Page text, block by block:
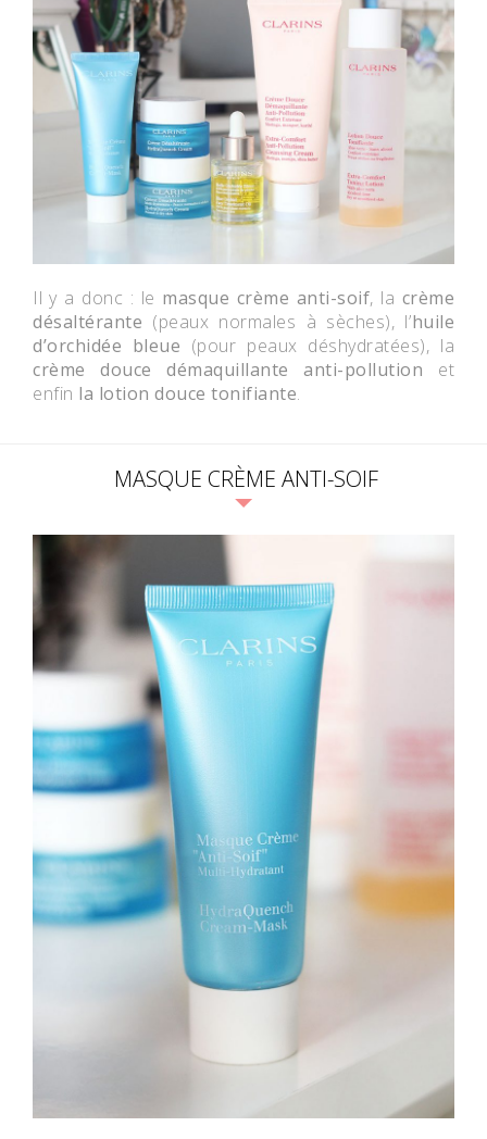
Il y a donc : le masque crème anti-soif, la crème
désaltérante (peaux normales à sèches), l’huile
d’orchidée bleue (pour peaux déshydratées), la
crème douce démaquillante anti-pollution et
enfin la lotion douce tonifiante.
MASQUE CRÈME ANTI-SOIF